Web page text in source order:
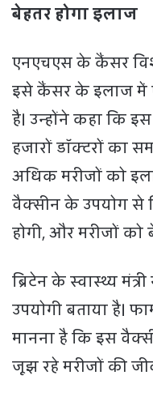
बेहतर होगा इलाज
एनएचएस के कैंसर
इसे कैंसर के इलाज में
है। उन्होंने कहा कि
हजारों डॉक्टरों का
अधिक मरीजों को
वैक्सीन के उपयोग से
होगी, और मरीजों को
ब्रिटेन के स्वास्थ्य
उपयोगी बताया है।
मानना है कि इस
जूझ रहे मरीजों की